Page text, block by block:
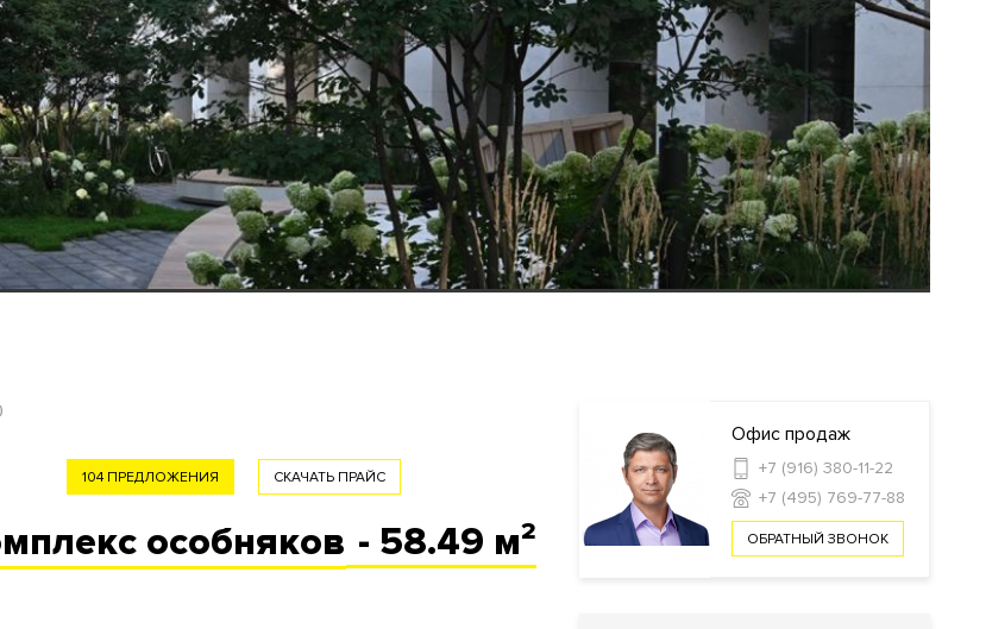
СКАЧАТЬ ПРАЙС
104 ПРЕДЛОЖЕНИЯ
особняков - 58.49 м²
Офис продаж
+7 (916) 380-11-22
+7 (495) 769-77-88
ОБРАТНЫЙ ЗВОНОК